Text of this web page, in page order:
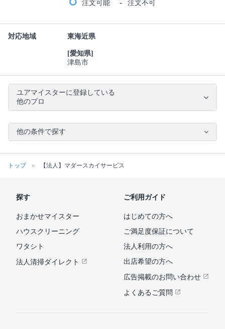
注文可能 - 注文不可
対応地域 東海近県
[愛知県]
津島市
ユアマイスターに登録している
他のプロ
他の条件で探す
トップ 【法人】マダースカイサービス
探す
おまかせマイスター
ハウスクリーニング
ワタシト
法人清掃ダイレクト
ご利用ガイド
はじめての方へ
ご満足度保証について
法人利用の方へ
出店希望の方へ
広告掲載のお問い合わせ
よくあるご質問